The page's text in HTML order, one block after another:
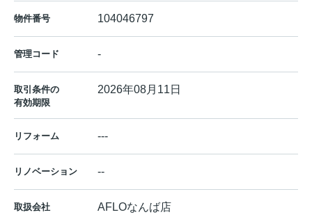
物件番号 104046797
管理コード -
取引条件の
有効期限
2026年08月11日
リフォーム ---
リノベーション --
取扱会社
AFLOなんば店